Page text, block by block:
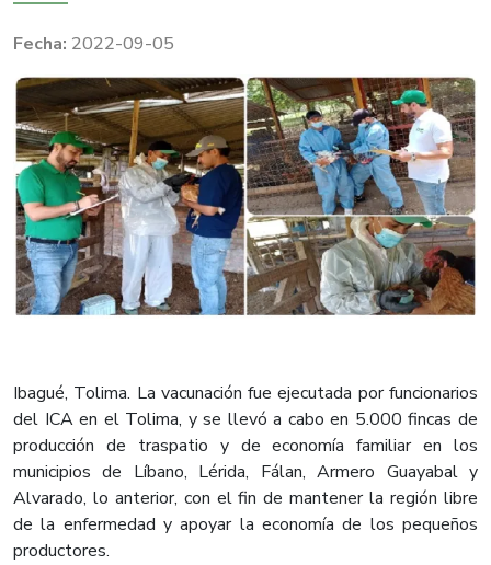
2022-09-05
Ibagué, Tolima. La vacunación fue ejecutada por funcionarios
del ICA en el Tolima, y se llevó a cabo en 5.000 fincas de
producción de traspatio y de economía familiar en los
municipios de Líbano, Lérida, Fálan, Armero Guayabal y
Alvarado, lo anterior, con el fin de mantener la región libre
de la enfermedad y apoyar la economía de los pequeños
productores.